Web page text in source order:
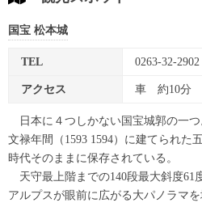
国宝 松本城
TEL 0263-32-2902
アクセス 車 約10分
日本に４つしかない国宝城郭の一つ
文禄年間（1593 1594）に建てられた
時代そのままに保存されている。
天守最上階までの140段最大斜度61
アルプスが眼前に広がる大パノラマを